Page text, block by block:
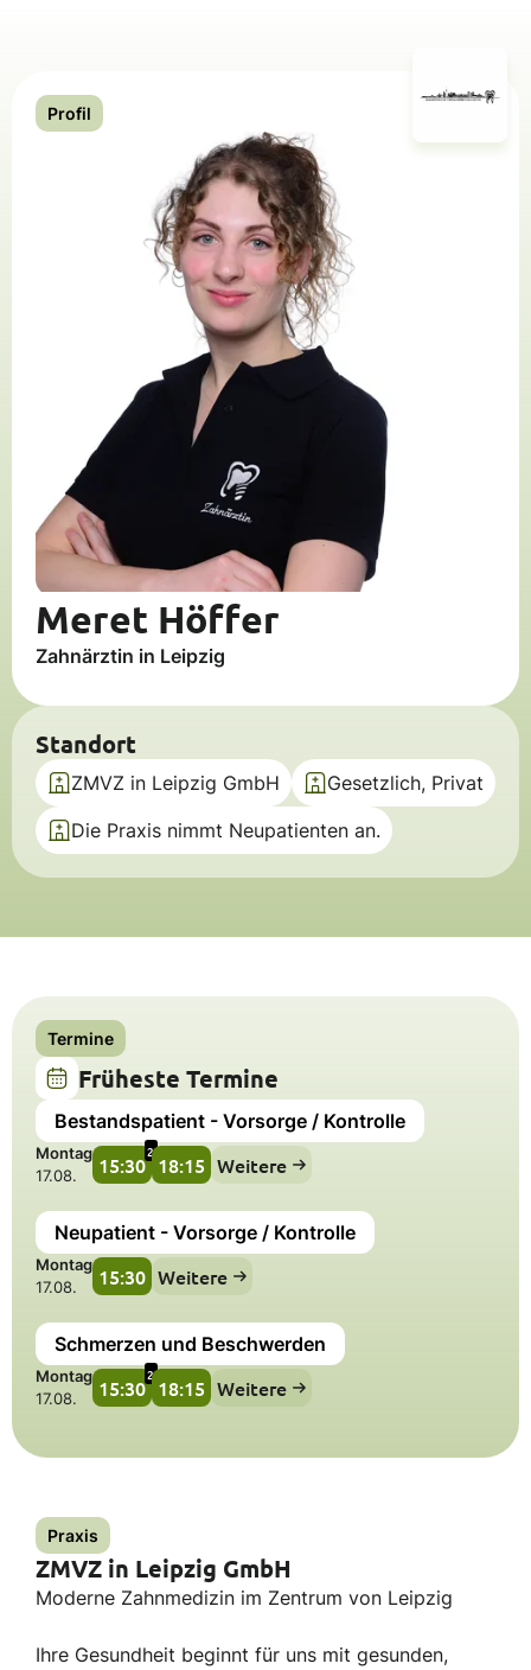
Profil
Meret Höffer
Zahnärztin in Leipzig
Standort
ZMVZ in Leipzig GmbH
Gesetzlich, Privat
Die Praxis nimmt Neupatienten an.
Termine
Früheste Termine
Bestandspatient - Vorsorge / Kontrolle
Montag
17.08.
15:30
2
18:15 Weitere
Neupatient - Vorsorge / Kontrolle
Montag
17.08.
15:30 Weitere
Schmerzen und Beschwerden
Montag
17.08.
15:30
2
18:15 Weitere
Praxis
ZMVZ in Leipzig GmbH
Moderne Zahnmedizin im Zentrum von Leipzig
Ihre Gesundheit beginnt für uns mit gesunden,